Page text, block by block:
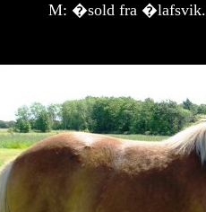
M: �sold fra �lafsvik.